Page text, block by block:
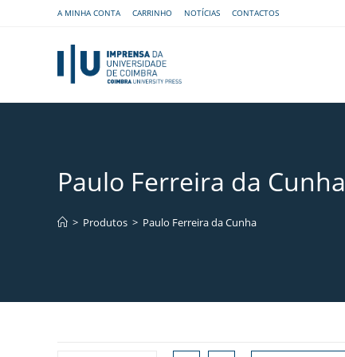
A MINHA CONTA CARRINHO NOTÍCIAS CONTACTOS
Paulo Ferreira da Cunha
> Produtos > Paulo Ferreira da Cunha